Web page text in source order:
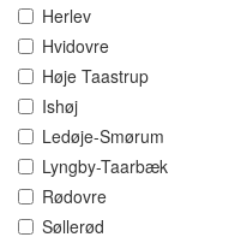
Herlev
Hvidovre
Høje Taastrup
Ishøj
Ledøje-Smørum
Lyngby-Taarbæk
Rødovre
Søllerød